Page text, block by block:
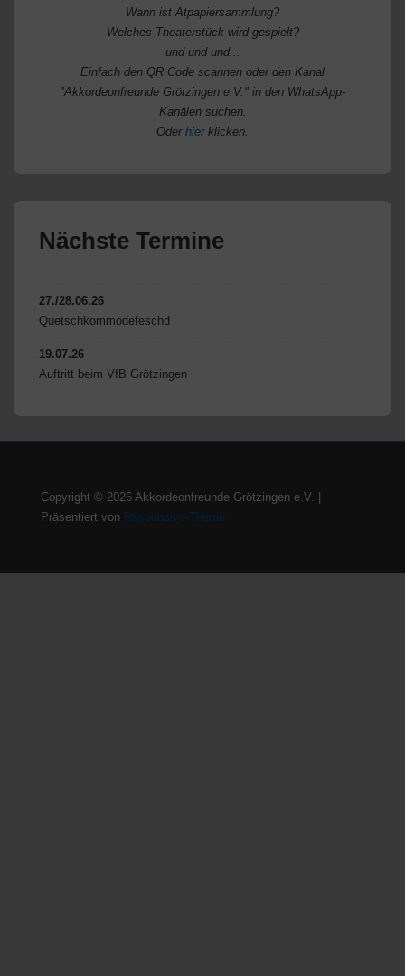
Wann ist Atpapiersammlung?
Welches Theaterstück wird gespielt?
und und und...
Einfach den QR Code scannen oder den Kanal
"Akkordeonfreunde Grötzingen e.V." in den WhatsApp-
Kanälen suchen.
Oder hierklicken.
Nächste Termine
27./28.06.26
Quetschkommodefeschd
19.07.26
Auftritt beim VfB Grötzingen
Copyright © 2026 Akkordeonfreunde Grötzingen e.V.
Präsentiert von Responsive-Theme